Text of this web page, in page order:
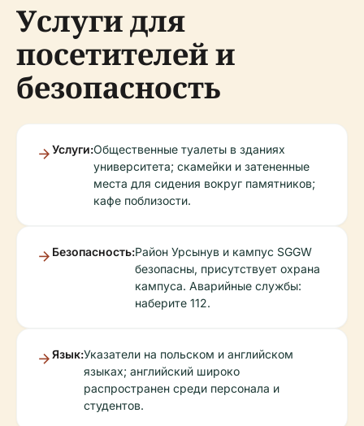
Услуги для
посетителей и
безопасность
Услуги:Общественные туалеты в зданиях
университета; скамейки и затененные
места для сидения вокруг памятников;
кафе поблизости.
Безопасность:Район Урсынув и кампус SGGW
безопасны, присутствует охрана
кампуса. Аварийные службы:
наберите 112.
Язык:Указатели на польском и английском
языках; английский широко
распространен среди персонала и
студентов.